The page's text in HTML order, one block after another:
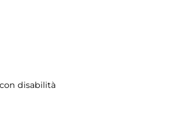
disabilità